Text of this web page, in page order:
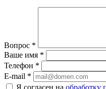
Вопрос *
Ваше имя *
Телефон *
E-mail *
Я согласен на обработку